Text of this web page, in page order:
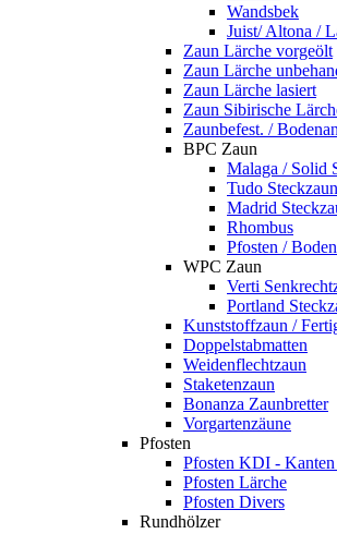
Wandsbek
Juist/ Altona /
Zaun Lärche vorgeölt
Zaun Lärche
Zaun Lärche lasiert
Zaun Sibirische
Zaunbefest. /
BPC Zaun
Malaga / Solid
Tudo Steckzaun
Madrid
Rhombus
Pfosten /
WPC Zaun
Verti
Portland
Kunststoffzaun /
Doppelstabmatten
Weidenflechtzaun
Staketenzaun
Bonanza Zaunbretter
Vorgartenzäune
Pfosten
Pfosten KDI - Kanten
Pfosten Lärche
Pfosten Divers
Rundhölzer